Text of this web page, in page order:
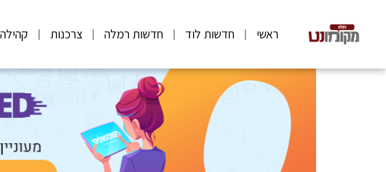
ראשי חדשות לוד חדשות רמלה צרכנות קהילה